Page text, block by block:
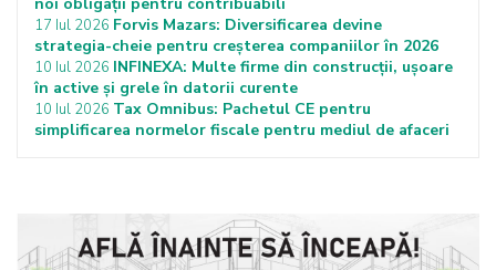
17 Iul 2026 Forvis Mazars: Diversificarea devine
strategia-cheie pentru creșterea companiilor în 2026
10 Iul 2026 INFINEXA: Multe firme din construcții, ușoare
în active și grele în datorii curente
10 Iul 2026 Tax Omnibus: Pachetul CE pentru
simplificarea normelor fiscale pentru mediul de afaceri